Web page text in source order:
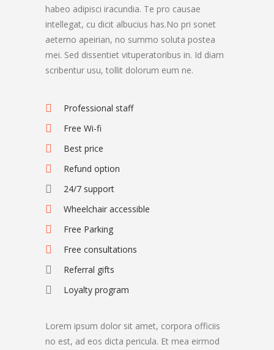
habeo adipisci iracundia. Te pro causae
intellegat, cu dicit albucius has.No pri sonet
aeterno apeirian, no summo soluta postea
mei. Sed dissentiet vituperatoribus in. Id diam
scribentur usu, tollit dolorum eum ne.
Professional staff
Free Wi-fi
Best price
Refund option
24/7 support
Wheelchair accessible
Free Parking
Free consultations
Referral gifts
Loyalty program
Lorem ipsum dolor sit amet, corpora officiis
no est, ad eos dicta pericula. Et mea eirmod